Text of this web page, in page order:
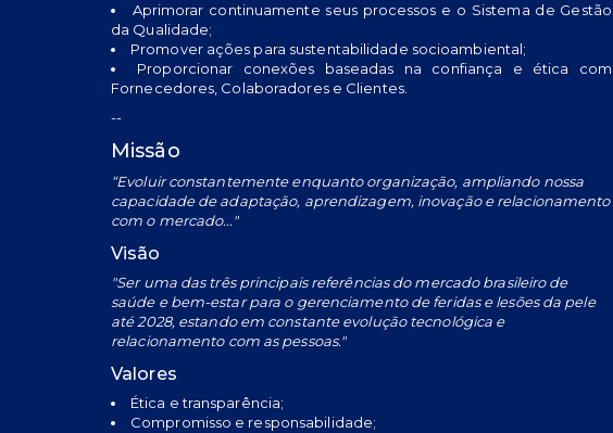
Aprimorar continuamente seus processos e o Sistema de Gestão
da Qualidade;
Promover ações para sustentabilidade socioambiental;
Proporcionar conexões baseadas na confiança e ética com
Fornecedores, Colaboradores e Clientes.
--
Missão
“Evoluir constantemente enquanto organização, ampliando nossa
capacidade de adaptação, aprendizagem, inovação e relacionamento
com o mercado..."
Visão
"Ser uma das três principais referências do mercado brasileiro de
saúde e bem-estar para o gerenciamento de feridas e lesões da pele
até 2028, estando em constante evolução tecnológica e
relacionamento com as pessoas."
Valores
Ética e transparência;
Compromisso e responsabilidade;